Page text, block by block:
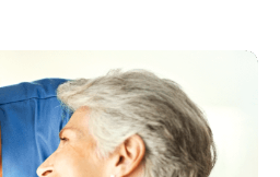
メント
ガン「BREAK THROUGH」
み
ョン